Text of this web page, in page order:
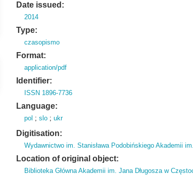
Date issued:
2014
Type:
czasopismo
Format:
application/pdf
Identifier:
ISSN 1896-7736
Language:
pol ;slo ;ukr
Digitisation:
Wydawnictwo im. Stanisława Podobińskiego Akademii
Location of original object:
Biblioteka Główna Akademii im. Jana Długosza w